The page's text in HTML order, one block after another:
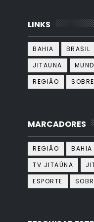
LINKS
BAHIA BRASIL
JITAUNA
REGIÃO
SOBRE
MARCADORES
REGIÃO BAHIA
TV JITAÚNA
ESPORTE